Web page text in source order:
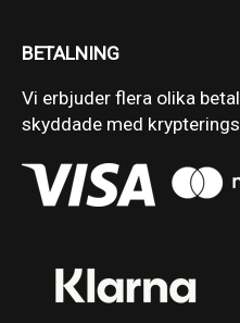
BETALNING
Vi erbjuder flera olika
skyddade med